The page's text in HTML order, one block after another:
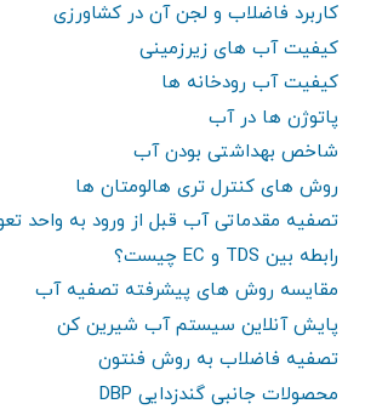
کاربرد فاضلاب و لجن آن در کشاورزی
کیفیت آب های زیرزمینی
کیفیت آب رودخانه ها
پاتوژن ها در آب
شاخص بهداشتی بودن آب
روش های کنترل تری هالومتان ها
تصفیه مقدماتی آب قبل از ورود به واحد
رابطه بین TDS و EC چیست؟
مقایسه روش های پیشرفته تصفیه آب
پایش آنلاین سیستم آب شیرین کن
تصفیه فاضلاب به روش فنتون
محصولات جانبی گندزدایی DBP